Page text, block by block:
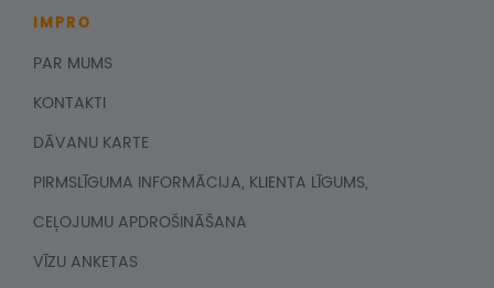
IMPRO
PAR MUMS
KONTAKTI
DĀVANU KARTE
PIRMSLĪGUMA INFORMĀCIJA, KLIENTA LĪGUMS,
CEĻOJUMU APDROŠINĀŠANA
VĪZU ANKETAS